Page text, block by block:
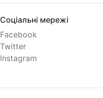
Соціальні мережі
Facebook
Twitter
Instagram